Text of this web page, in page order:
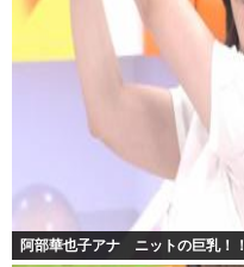
阿部華也子アナ ニットの巨乳！！